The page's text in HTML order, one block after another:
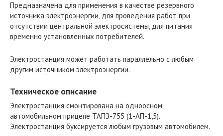
Предназначена для применения в качестве резервного
источника электроэнергии, для проведения работ при
отсутствии центральной электросистемы, для питания
временно установленных потребителей.
Электростанция может работать параллельно с любым
другим источником электроэнергии.
Техническое описание
Электростанция смонтирована на одноосном
автомобильном прицепе ТАПЗ-755 (1-АП-1,5).
Электростанция буксируется любым грузовым автомобилем.